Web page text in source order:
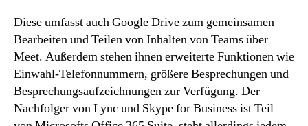
Diese umfasst auch Google Drive zum gemeinsamen
Bearbeiten und Teilen von Inhalten von Teams über
Meet. Außerdem stehen ihnen erweiterte Funktionen wie
Einwahl-Telefonnummern, größere Besprechungen und
Besprechungsaufzeichnungen zur Verfügung. Der
Nachfolger von Lync und Skype for Business ist Teil